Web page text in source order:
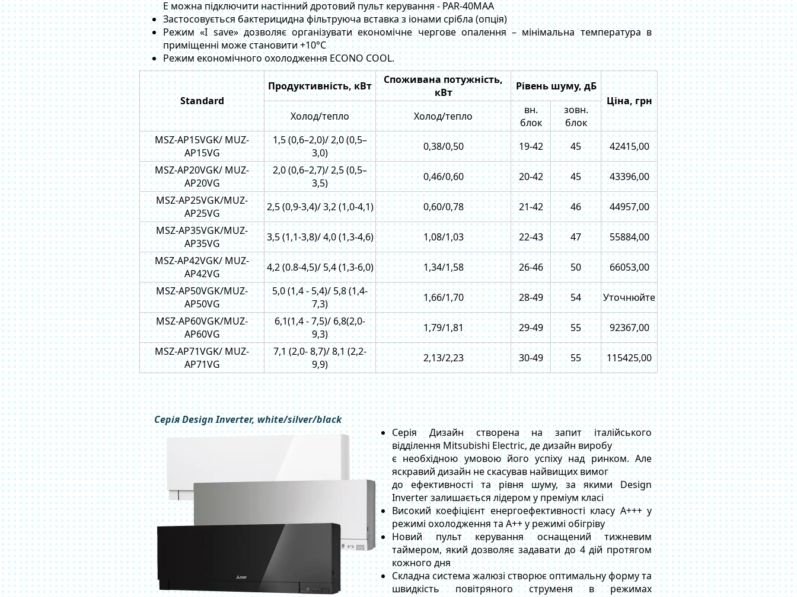
E можна підключити настінний дротовий пульт керування - PAR-40MAA
Застосовується бактерицидна фільтруюча вставка з іонами срібла (опція)
Режим «I save» дозволяє організувати економічне чергове опалення – мінімальна температура в
приміщенні може становити +10°С
Режим економічного охолодження ECONO COOL.
Standard
Продуктивність, кВт
Споживана потужність,
кВт
Рівень шуму, дБ
Ціна, грн
Холод/тепло
Холод/тепло
вн.
блок
зовн.
блок
MSZ-AP15VGK/ MUZ-
AP15VG
1,5 (0,6–2,0)/ 2,0 (0,5–
3,0)
0,38/0,50 19-42 45
42415,00
MSZ-AP20VGK/ MUZ-
AP20VG
2,0 (0,6–2,7)/ 2,5 (0,5–
3,5)
0,46/0,60 20-42 45
43396,00
MSZ-AP25VGK/MUZ-
AP25VG
2,5 (0,9-3,4)/ 3,2 (1,0-4,1) 0,60/0,78 21-42 46
44957,00
MSZ-AP35VGK/MUZ-
AP35VG
3,5 (1,1-3,8)/ 4,0 (1,3-4,6) 1,08/1,03 22-43 47
55884,00
MSZ-AP42VGK/ MUZ-
AP42VG
4,2 (0.8-4,5)/ 5,4 (1,3-6,0) 1,34/1,58 26-46 50
66053,00
MSZ-AP50VGK/MUZ-
AP50VG
5,0 (1,4 - 5,4)/ 5,8 (1,4-
7,3)
1,66/1,70 28-49 54
Уточнюйте
MSZ-AP60VGK/MUZ-
AP60VG
6,1(1,4 - 7,5)/ 6,8(2,0-
9,3)
1,79/1,81 29-49 55
92367,00
MSZ-AP71VGK/ MUZ-
AP71VG
7,1 (2,0- 8,7)/ 8,1 (2,2-
9,9)
2,13/2,23 30-49 55 115425,00
Серія Design Inverter, white/silver/black
Серія Дизайн створена на запит італійського
відділення Mitsubishi Electric, де дизайн виробу
є необхідною умовою його успіху над ринком. Але
яскравий дизайн не скасував найвищих вимог
до ефективності та рівня шуму, за якими Design
Inverter залишається лідером у преміум класі
Високий коефіцієнт енергоефективності класу А+++ у
режимі охолодження та А++ у режимі обігріву
Новий пульт керування оснащений тижневим
таймером, який дозволяє задавати до 4 дій протягом
кожного дня
Складна система жалюзі створює оптимальну форму та
швидкість повітряного струменя в режимах